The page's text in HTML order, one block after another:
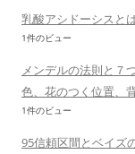
乳酸アシドーシスと
1件のビュー
メンデルの法則と７
色、花のつく位置、
1件のビュー
95信頼区間とベイズ